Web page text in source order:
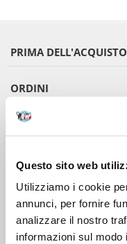
Questo sito web
Utilizziamo i cookie
annunci, per fornire
analizzare il nostro
informazioni sul
PRIMA DELL'ACQUISTO
ORDINI
DOPO L'ACQUISTO
VIENI A CONOSCERCI